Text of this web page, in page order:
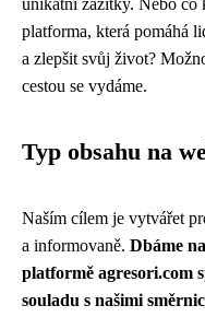
unikátní zážitky. Nebo co
platforma, která pomáhá
a zlepšit svůj život?
cestou se vydáme.
Typ obsahu na
Naším cílem je vytvářet
a informovaně. Dbáme
platformě agresori.com
souladu s našimi